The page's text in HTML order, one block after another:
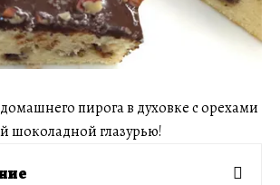
пирога в духовке с орехами
шоколадной глазурью!